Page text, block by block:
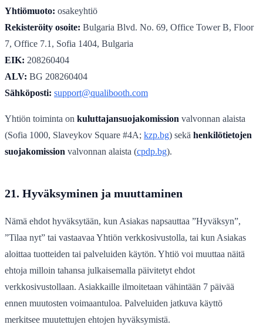
Yhtiömuoto: osakeyhtiö
Rekisteröity osoite: Bulgaria Blvd. No. 69, Office Tower B, Floor
7, Office 7.1, Sofia 1404, Bulgaria
EIK: 208260404
ALV: BG 208260404
Sähköposti: support@qualibooth.com
Yhtiön toiminta on kuluttajansuojakomission valvonnan alaista
(Sofia 1000, Slaveykov Square #4A; kzp.bg) sekä henkilötietojen
suojakomission valvonnan alaista (cpdp.bg).
21. Hyväksyminen ja muuttaminen
Nämä ehdot hyväksytään, kun Asiakas napsauttaa ”Hyväksyn”,
”Tilaa nyt” tai vastaavaa Yhtiön verkkosivustolla, tai kun Asiakas
aloittaa tuotteiden tai palveluiden käytön. Yhtiö voi muuttaa näitä
ehtoja milloin tahansa julkaisemalla päivitetyt ehdot
verkkosivustollaan. Asiakkaille ilmoitetaan vähintään 7 päivää
ennen muutosten voimaantuloa. Palveluiden jatkuva käyttö
merkitsee muutettujen ehtojen hyväksymistä.